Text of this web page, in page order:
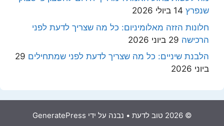
שנפרץ 14 ביולי 2026
חלונות הזזה מאלומיניום: כל מה שצריך לדעת לפני
הרכישה 29 ביוני 2026
הלבנת שיניים: כל מה שצריך לדעת לפני שמתחילים 29
ביוני 2026
© 2026 טוב לדעת • נבנה על ידי GeneratePress